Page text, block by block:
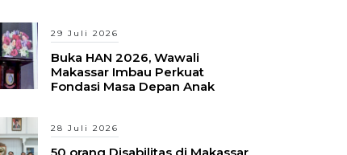
29 Juli 2026
Buka HAN 2026, Wawali
Makassar Imbau Perkuat
Fondasi Masa Depan Anak
28 Juli 2026